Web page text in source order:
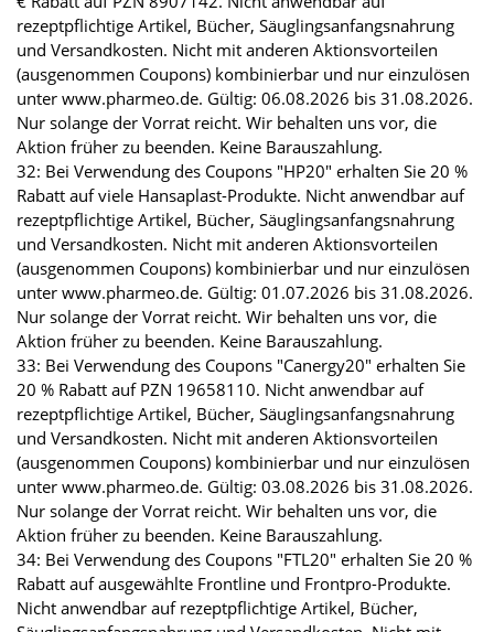
rezeptpflichtige Artikel, Bücher, Säuglingsanfangsnahrung
und Versandkosten. Nicht mit anderen Aktionsvorteilen
(ausgenommen Coupons) kombinierbar und nur einzulösen
unter www.pharmeo.de. Gültig: 06.08.2026 bis 31.08.2026.
Nur solange der Vorrat reicht. Wir behalten uns vor, die
Aktion früher zu beenden. Keine Barauszahlung.
32: Bei Verwendung des Coupons "HP20" erhalten Sie 20 %
Rabatt auf viele Hansaplast-Produkte. Nicht anwendbar auf
rezeptpflichtige Artikel, Bücher, Säuglingsanfangsnahrung
und Versandkosten. Nicht mit anderen Aktionsvorteilen
(ausgenommen Coupons) kombinierbar und nur einzulösen
unter www.pharmeo.de. Gültig: 01.07.2026 bis 31.08.2026.
Nur solange der Vorrat reicht. Wir behalten uns vor, die
Aktion früher zu beenden. Keine Barauszahlung.
33: Bei Verwendung des Coupons "Canergy20" erhalten Sie
20 % Rabatt auf PZN 19658110. Nicht anwendbar auf
rezeptpflichtige Artikel, Bücher, Säuglingsanfangsnahrung
und Versandkosten. Nicht mit anderen Aktionsvorteilen
(ausgenommen Coupons) kombinierbar und nur einzulösen
unter www.pharmeo.de. Gültig: 03.08.2026 bis 31.08.2026.
Nur solange der Vorrat reicht. Wir behalten uns vor, die
Aktion früher zu beenden. Keine Barauszahlung.
34: Bei Verwendung des Coupons "FTL20" erhalten Sie 20 %
Rabatt auf ausgewählte Frontline und Frontpro-Produkte.
Nicht anwendbar auf rezeptpflichtige Artikel, Bücher,